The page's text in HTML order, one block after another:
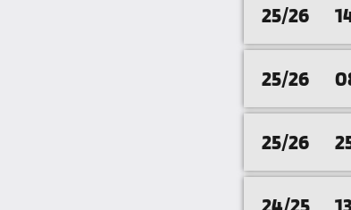
25/26
25/26
25/26
24/25